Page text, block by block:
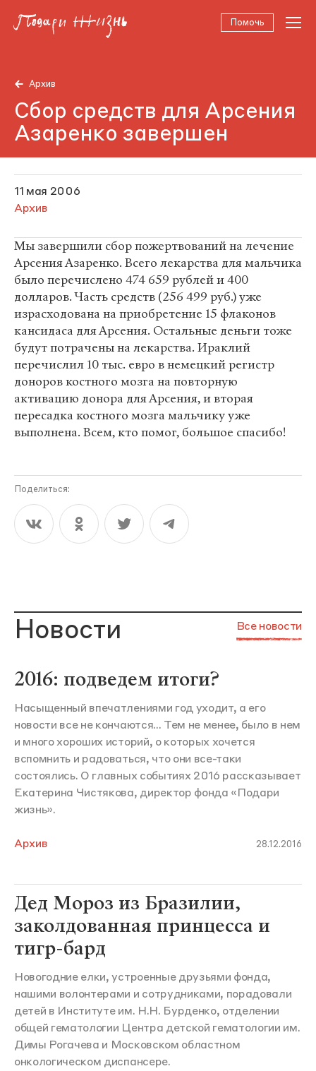
Помочь
Архив
Сбор средств для Арсения
Азаренко завершен
11 мая 2006
Архив
Мы завершили сбор пожертвований на лечение
Арсения Азаренко. Всего лекарства для мальчика
было перечислено 474 659 рублей и 400
долларов. Часть средств (256 499 руб.) уже
израсходована на приобретение 15 флаконов
кансидаса для Арсения. Остальные деньги тоже
будут потрачены на лекарства. Ираклий
перечислил 10 тыс. евро в немецкий регистр
доноров костного мозга на повторную
активацию донора для Арсения, и вторая
пересадка костного мозга мальчику уже
выполнена. Всем, кто помог, большое спасибо!
Поделиться:
Новости Все новости
2016: подведем итоги?
Насыщенный впечатлениями год уходит, а его
новости все не кончаются... Тем не менее, было в нем
и много хороших историй, о которых хочется
вспомнить и радоваться, что они все-таки
состоялись. О главных событиях 2016 рассказывает
Екатерина Чистякова, директор фонда «Подари
жизнь».
Архив 28.12.2016
Дед Мороз из Бразилии,
заколдованная принцесса и
тигр-бард
Новогодние елки, устроенные друзьями фонда,
нашими волонтерами и сотрудниками, порадовали
детей в Институте им. Н.Н. Бурденко, отделении
общей гематологии Центра детской гематологии им.
Димы Рогачева и Московском областном
онкологическом диспансере.